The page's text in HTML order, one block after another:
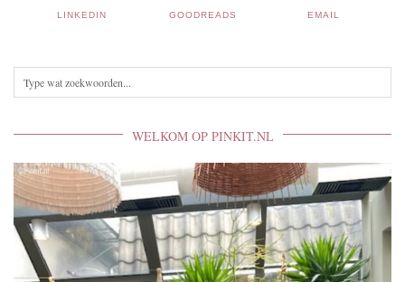
LINKEDIN GOODREADS EMAIL
WELKOM OP PINKIT.NL